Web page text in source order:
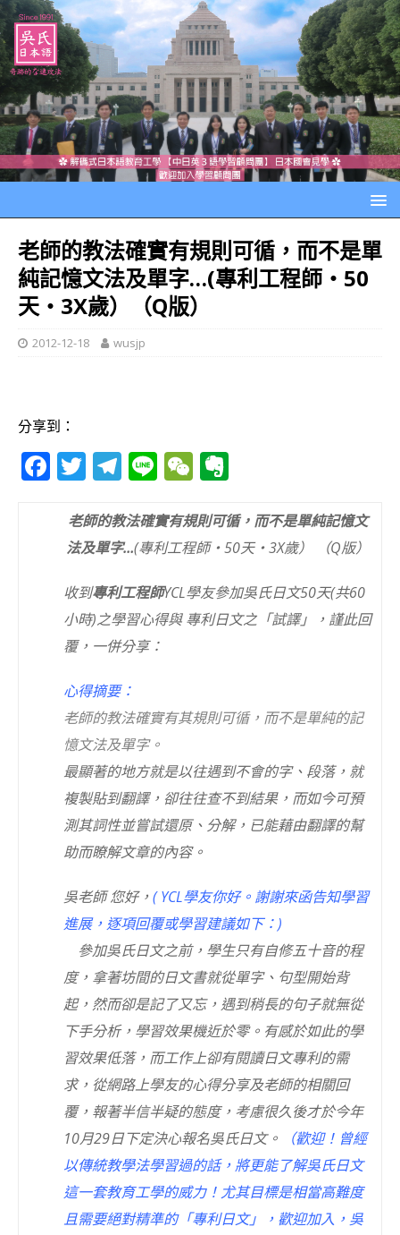
老師的教法確實有規則可循，而不是單
純記憶文法及單字…(專利工程師‧50
天‧3X歲）（Q版）
2012-12-18 wusjp
分享到：
F
b
o
o
k
T
it
te
r
T
e
g
ra
m
Li
e
W
C
h
at
e
r
n
o
te
老師的教法確實有規則可循，而不是單純記憶文
法及單字…(專利工程師‧50天‧3X歲） （Q版）
收到專利工程師YCL學友參加吳氏日文50天(共60
小時)之學習心得與 專利日文之「試譯」，謹此回
覆，一併分享：
心得摘要：
老師的教法確實有其規則可循，而不是單純的記
憶文法及單字。
最顯著的地方就是以往遇到不會的字、段落，就
複製貼到翻譯，卻往往查不到結果，而如今可預
測其詞性並嘗試還原、分解，已能藉由翻譯的幫
助而瞭解文章的內容。
吳老師 您好， ( YCL學友你好。謝謝來函告知學習
進展，逐項回覆或學習建議如下：)
參加吳氏日文之前，學生只有自修五十音的程
度，拿著坊間的日文書就從單字、句型開始背
起，然而卻是記了又忘，遇到稍長的句子就無從
下手分析，學習效果機近於零。有感於如此的學
習效果低落，而工作上卻有閱讀日文專利的需
求，從網路上學友的心得分享及老師的相關回
覆，報著半信半疑的態度，考慮很久後才於今年
10月29日下定決心報名吳氏日文。
（歡迎！曾經
以傳統教學法學習過的話，將更能了解吳氏日文
這一套教育工學的威力！尤其目標是相當高難度
且需要絕對精準的「專利日文」，歡迎加入，吳